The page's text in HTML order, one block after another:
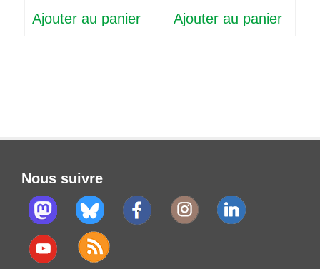
Ajouter au panier Ajouter au panier
Nous suivre